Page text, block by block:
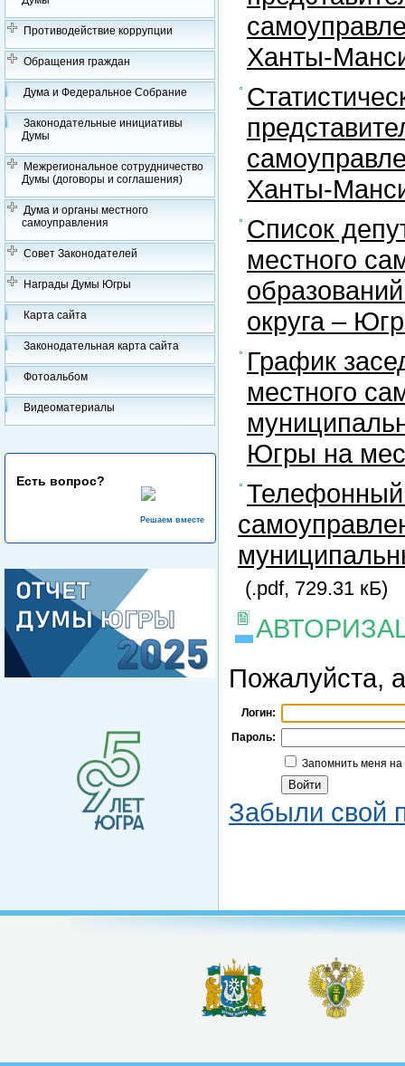
Противодействие коррупции
Обращения граждан
Дума и Федеральное Собрание
Законодательные инициативы
Думы
Межрегиональное сотрудничество
Думы (договоры и соглашения)
Дума и органы местного
самоуправления
Совет Законодателей
Награды Думы Югры
Карта сайта
Законодательная карта сайта
Фотоальбом
Видеоматериалы
Есть вопрос?
Решаем вместе
Ханты-
Ханты-
Список
местного
округа –
График
местного
Югры на
Телефонный
(.pdf, 729.31 кБ)
Пожалуйста,
Логин:
Пароль:
Запомнить меня
Забыли свой